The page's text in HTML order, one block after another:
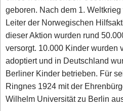
geboren. Nach dem 1.
Leiter der Norwegischen
dieser Aktion wurden rund
versorgt. 10.000 Kinder wurden
adoptiert und in Deutschland
Berliner Kinder betrieben. Für
Ringnes 1924 mit der
Wilhelm Universität zu Berlin